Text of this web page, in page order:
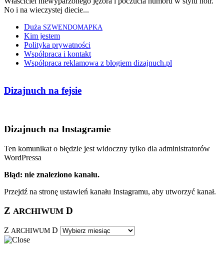
No i na wieczystej diecie...
Duża SZWENDOMAPKA
Kim jestem
Polityka prywatności
Współpraca i kontakt
Współpraca reklamowa z blogiem dizajnuch.pl
Dizajnuch na fejsie
Dizajnuch na Instagramie
Ten komunikat o błędzie jest widoczny tylko dla administratorów
WordPressa
Błąd: nie znaleziono kanału.
Przejdź na stronę ustawień kanału Instagramu, aby utworzyć kanał.
Z ARCHIWUM D
Z ARCHIWUM D